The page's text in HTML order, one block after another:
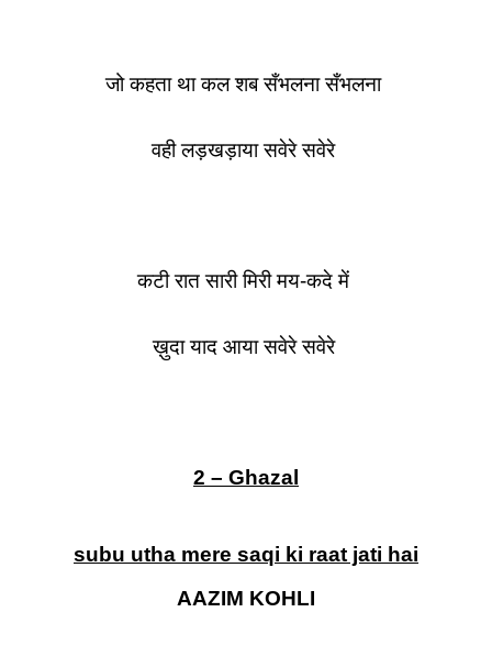
जो कहता था कल शब सँभलना सँभलना
वही लड़खड़ाया सवेरे सवेरे
कटी रात सारी मिरी मय-कदे में
ख़ुदा याद आया सवेरे सवेरे
2 – Ghazal
subu utha mere saqi ki raat jati hai
AAZIM KOHLI